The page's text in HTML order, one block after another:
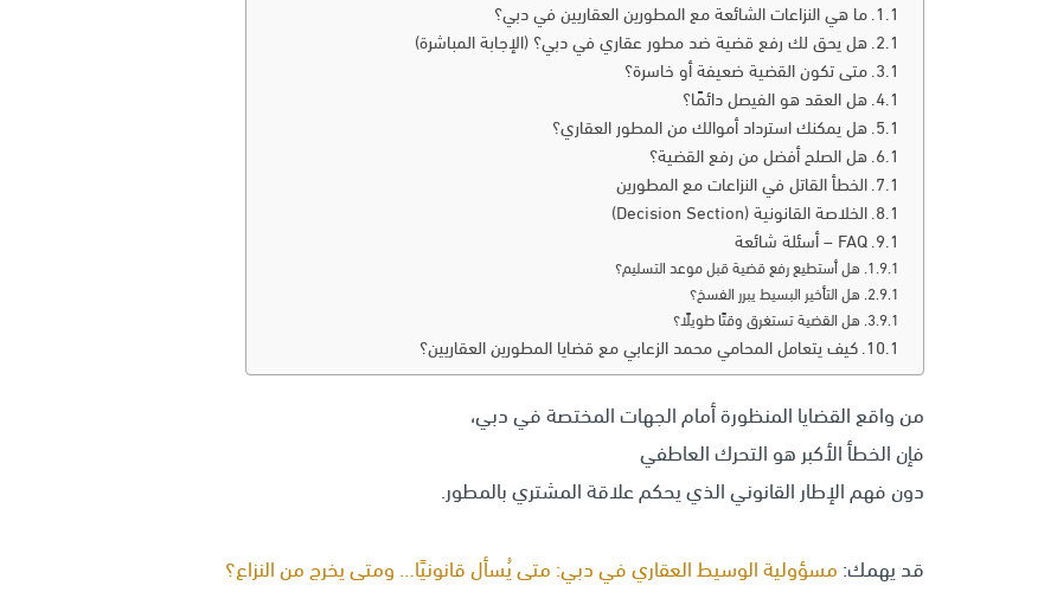
ما هي النزاعات الشائعة مع المطورين العقاريين في دبي؟
هل يحق لك رفع قضية ضد مطور عقاري في دبي؟ (الإجابة المباشرة)
متى تكون القضية ضعيفة أو خاسرة؟
هل العقد هو الفيصل دائمًا؟
هل يمكنك استرداد أموالك من المطور العقاري؟
هل الصلح أفضل من رفع القضية؟
الخطأ القاتل في النزاعات مع المطورين
الخلاصة القانونية (Decision Section)
FAQ – أسئلة شائعة
هل أستطيع رفع قضية قبل موعد التسليم؟
هل التأخير البسيط يبرر الفسخ؟
هل القضية تستغرق وقتًا طويلًا؟
كيف يتعامل المحامي محمد الزعابي مع قضايا المطورين العقاريين؟
من واقع القضايا المنظورة أمام الجهات المختصة في دبي،
فإن الخطأ الأكبر هو التحرك العاطفي
دون فهم الإطار القانوني الذي يحكم علاقة المشتري بالمطور.
قد يهمك: مسؤولية الوسيط العقاري في دبي: متى يُسأل قانونيًا… ومتى يخرج من النزاع؟